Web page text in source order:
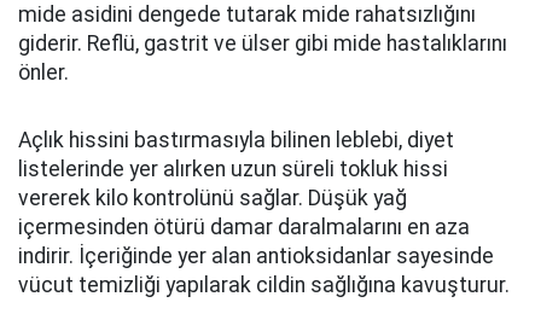
mide asidini dengede tutarak mide rahatsızlığını
giderir. Reflü, gastrit ve ülser gibi mide hastalıklarını
önler.
Açlık hissini bastırmasıyla bilinen leblebi, diyet
listelerinde yer alırken uzun süreli tokluk hissi
vererek kilo kontrolünü sağlar. Düşük yağ
içermesinden ötürü damar daralmalarını en aza
indirir. İçeriğinde yer alan antioksidanlar sayesinde
vücut temizliği yapılarak cildin sağlığına kavuşturur.